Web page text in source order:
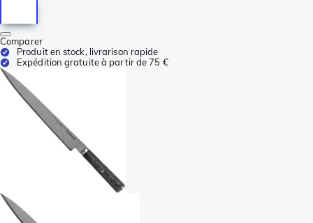
Comparer
Produit en stock, livrarison rapide
Expédition gratuite à partir de 75 €